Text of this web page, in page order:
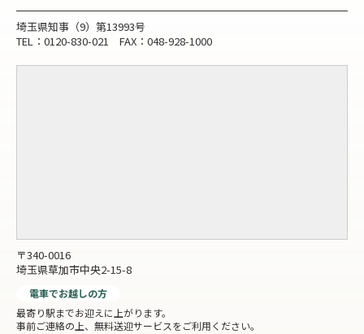
埼玉県知事（9）第13993号
TEL：0120-830-021 FAX：048-928-1000
〒340-0016
埼玉県草加市中央2-15-8
電車でお越しの方
最寄り駅までお迎えに上がります。
事前ご連絡の上、無料送迎サービスをご利用ください。